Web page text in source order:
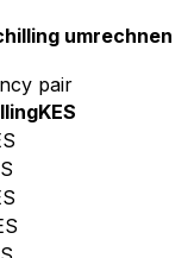
umrechnen
pair
KES